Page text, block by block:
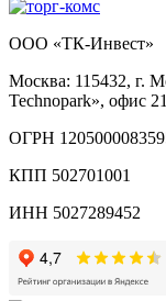
ООО «ТК-Инвест»
Москва: 115432, г.
Technopark», офис
ОГРН
КПП 502701001
ИНН 5027289452